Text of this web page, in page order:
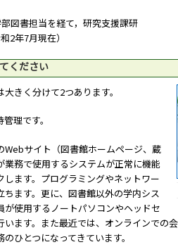
図書担当を経て，研究支援課研
2年7月現在）
ください
大きく分けて2つあります。
理です。
Webサイト（図書館ホームページ、蔵
務で使用するシステムが正常に機能
します。プログラミングやネットワー
ます。更に、図書館以外の学内シス
が使用するノートパソコンやヘッドセ
います。また最近では、オンラインでの
ひとつになってきています。